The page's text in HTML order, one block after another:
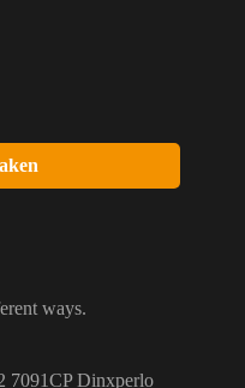
ways.
7091CP Dinxperlo